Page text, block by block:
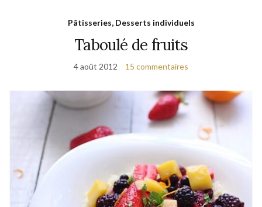
Pâtisseries, Desserts individuels
Taboulé de fruits
4 août 2012 15 commentaires